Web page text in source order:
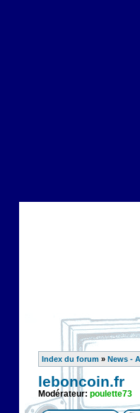
Index du forum » News -
leboncoin.fr
Modérateur: poulette73